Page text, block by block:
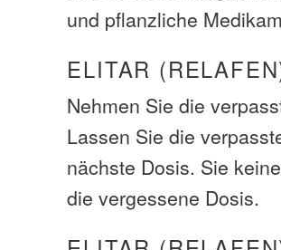
und pflanzliche
ELITAR
Nehmen Sie die
Lassen Sie die
nächste Dosis. Sie
die vergessene Dosis.